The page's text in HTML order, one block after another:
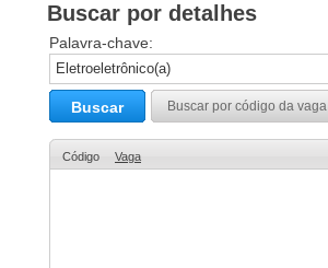
Buscar por detalhes
Palavra-chave:
Buscar Buscar por código da vaga
Código Vaga